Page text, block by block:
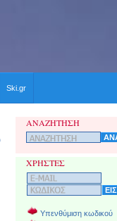
Ski.gr
ΑΝΑΖΗΤΗΣΗ
ΧΡΗΣΤΕΣ
Υπενθύμιση κωδικού